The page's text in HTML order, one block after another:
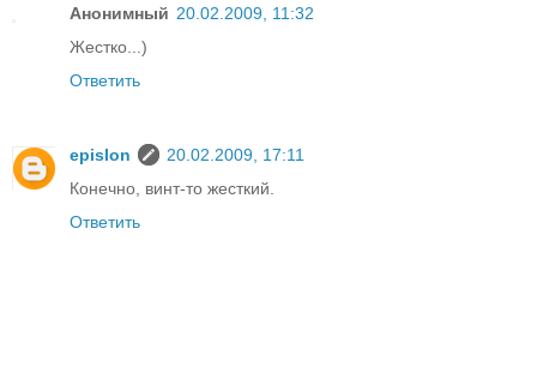
Анонимный 20.02.2009, 11:32
Жестко...)
Ответить
epislon
20.02.2009, 17:11
Конечно, винт-то жесткий.
Ответить